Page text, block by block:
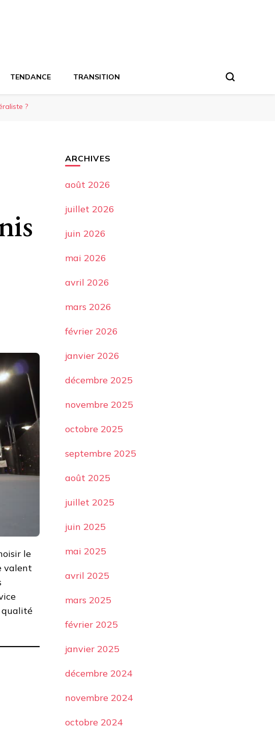
TENDANCE TRANSITION
?
le
valent
qualité
ARCHIVES
août 2026
juillet 2026
juin 2026
mai 2026
avril 2026
mars 2026
février 2026
janvier 2026
décembre 2025
novembre 2025
octobre 2025
septembre 2025
août 2025
juillet 2025
juin 2025
mai 2025
avril 2025
mars 2025
février 2025
janvier 2025
décembre 2024
novembre 2024
octobre 2024